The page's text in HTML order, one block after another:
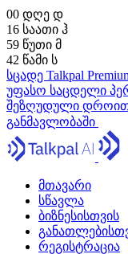
00 დღე დ
16 საათი ჰ
59 წუთი მ
40 წამი ს
სცადე Talkpal
უფასო საცდელი
შეზღუდული
განმავლობაში
მთავარი
სწავლა
ბიზნესისთვის
რეგისტრაცია